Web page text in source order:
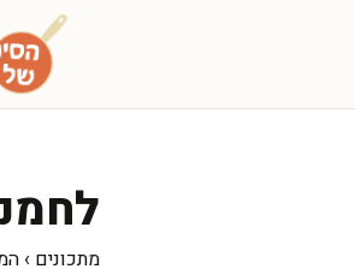
מתכונים ›